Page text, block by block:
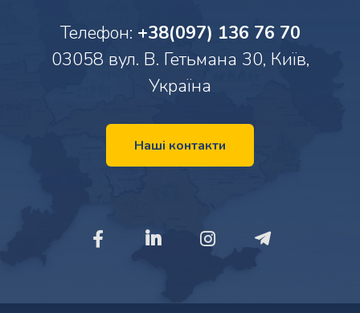
Телефон: +38(097) 136 76 70
03058 вул. В. Гетьмана 30, Київ,
Україна
Наші контакти